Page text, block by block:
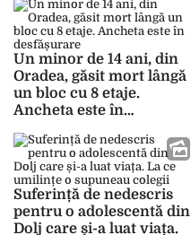
Un minor de 14 ani, din
Oradea, găsit mort lângă
un bloc cu 8 etaje.
Ancheta este în
Suferință de nedescris
pentru o adolescentă din
Dolj care și-a luat viața.